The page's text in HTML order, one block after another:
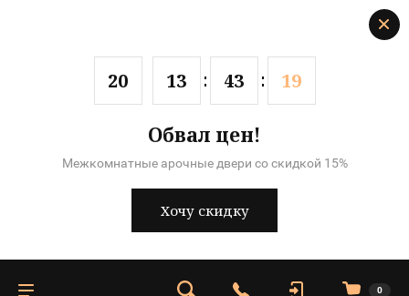
20 13 43 19
Обвал цен!
Межкомнатные арочные двери со скидкой 15%
Хочу скидку
0